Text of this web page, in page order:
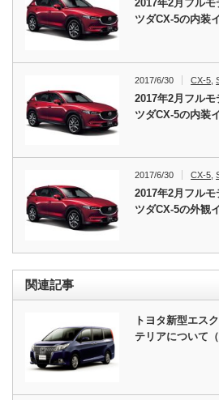
2017年2月フル
ツダCX-5の内装
2017/6/30 CX-5 ,
2017年2月フル
ツダCX-5の内装
2017/6/30 CX-5 ,
2017年2月フル
ツダCX-5の外観
関連記事
トヨタ新型エス
テリアについて（